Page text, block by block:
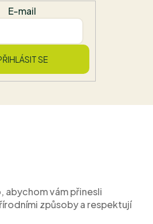
E-mail
SE
abychom vám přinesli
způsoby a respektují